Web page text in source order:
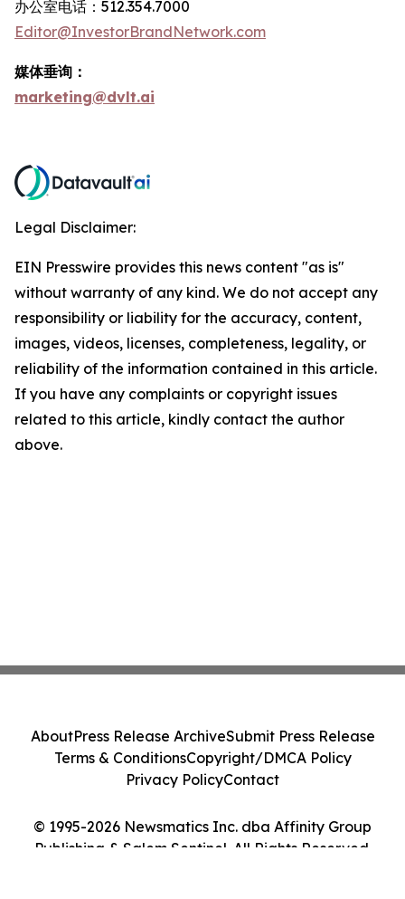
办公室电话：512.354.7000
Editor@InvestorBrandNetwork.com
媒体垂询：
marketing@dvlt.ai
Legal Disclaimer:
EIN Presswire provides this news content "as is"
without warranty of any kind. We do not accept any
responsibility or liability for the accuracy, content,
images, videos, licenses, completeness, legality, or
reliability of the information contained in this article.
If you have any complaints or copyright issues
related to this article, kindly contact the author
above.
© 1995-2026 Newsmatics Inc. dba Affinity Group
Publishing & Salem Sentinel. All Rights Reserved.
AboutPress Release ArchiveSubmit Press Release
Terms & ConditionsCopyright/DMCA Policy
Privacy PolicyContact